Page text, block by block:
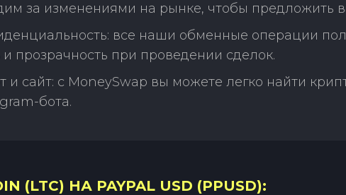
за изменениями на рынке, чтобы предложить
все наши обменные операции
прозрачность при проведении сделок.
и сайт: с MoneySwap вы можете легко найти
бота.
(LTC) НА PAYPAL USD (PPUSD):